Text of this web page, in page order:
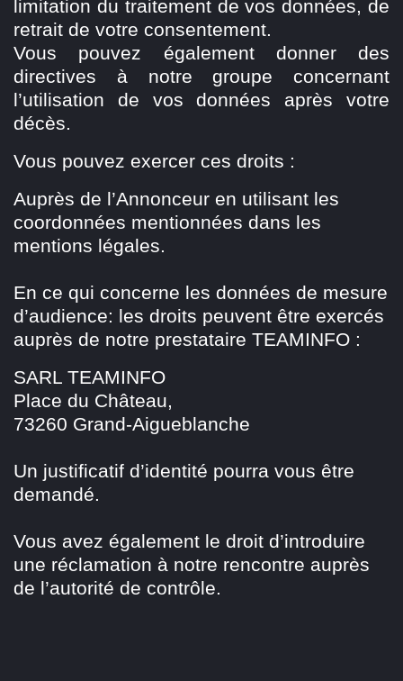
limitation du traitement de vos données, de
retrait de votre consentement.
Vous pouvez également donner des
directives à notre groupe concernant
l’utilisation de vos données après votre
décès.
Vous pouvez exercer ces droits :
Auprès de l’Annonceur en utilisant les
coordonnées mentionnées dans les
mentions légales.
En ce qui concerne les données de mesure
d’audience: les droits peuvent être exercés
auprès de notre prestataire TEAMINFO :
SARL TEAMINFO
Place du Château,
73260 Grand-Aigueblanche
Un justificatif d’identité pourra vous être
demandé.
Vous avez également le droit d’introduire
une réclamation à notre rencontre auprès
de l’autorité de contrôle.